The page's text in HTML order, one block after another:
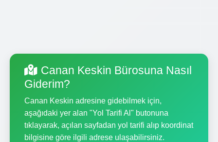
Canan Keskin Bürosuna Nasıl
Giderim?
Canan Keskin adresine gidebilmek için,
aşağıdaki yer alan "Yol Tarifi Al" butonuna
tıklayarak, açılan sayfadan yol tarifi alıp koordinat
bilgisine göre ilgili adrese ulaşabilirsiniz.